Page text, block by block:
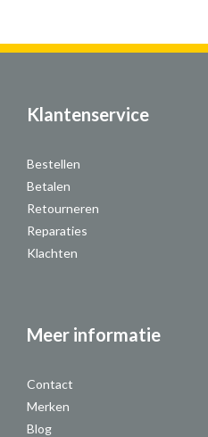
Klantenservice
Bestellen
Betalen
Retourneren
Reparaties
Klachten
Meer informatie
Contact
Merken
Blog